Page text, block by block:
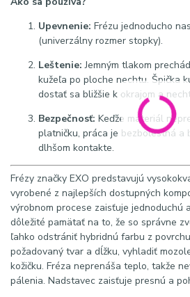
Upevnenie: Frézu jednoducho
(univerzálny rozmer stopky).
Leštenie: Jemným tlakom
kužeľa po ploche nechtu. Špička
dostať sa bližšie k okrajom a
Bezpečnosť: Keďže materiál
platničku, práca je bezbolestná a
dlhšom kontakte.
Frézy značky EXO predstavujú
vyrobené z najlepších dostupných
výrobnom procese zaisťuje jednoduchú
dôležité pamätať na to, že so správne
ľahko odstrániť hybridnú farbu z
požadovaný tvar a dĺžku, vyhladiť
kožičku. Fréza neprenáša teplo, takže
pálenia. Nadstavec zaisťuje presnú a